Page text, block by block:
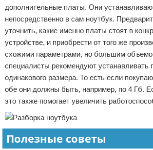
дополнительные платы. Они
непосредственно в сам ноутбук.
уточнить, какие именно платы стоят в
устройстве, и приобрести от того же
схожими параметрами, но большим
специалисты рекомендуют устанавливать
одинакового размера. То есть если
обе они должны быть, например, по 4 Гб.
это также помогает увеличить
Полезные советы